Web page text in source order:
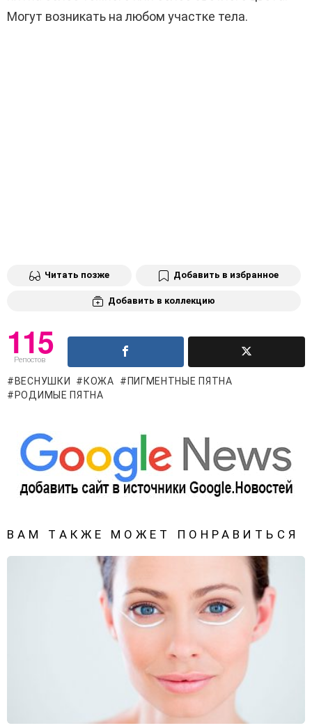
Могут возникать на любом участке тела.
Читать позже Добавить в избранное
Добавить в коллекцию
115
Репостов
ВЕСНУШКИ КОЖА
ПИГМЕНТНЫЕ ПЯТНА
РОДИМЫЕ ПЯТНА
ВАМ ТАКЖЕ МОЖЕТ ПОНРАВИТЬСЯ